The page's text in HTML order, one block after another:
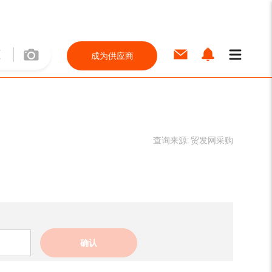
成为供应商
查询来源: 贸发网采购
确认